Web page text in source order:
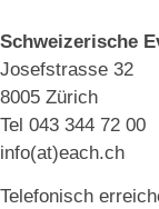
Schweizerische
Josefstrasse 32
8005 Zürich
Tel 043 344 72 00
info(at)each.ch
Telefonisch